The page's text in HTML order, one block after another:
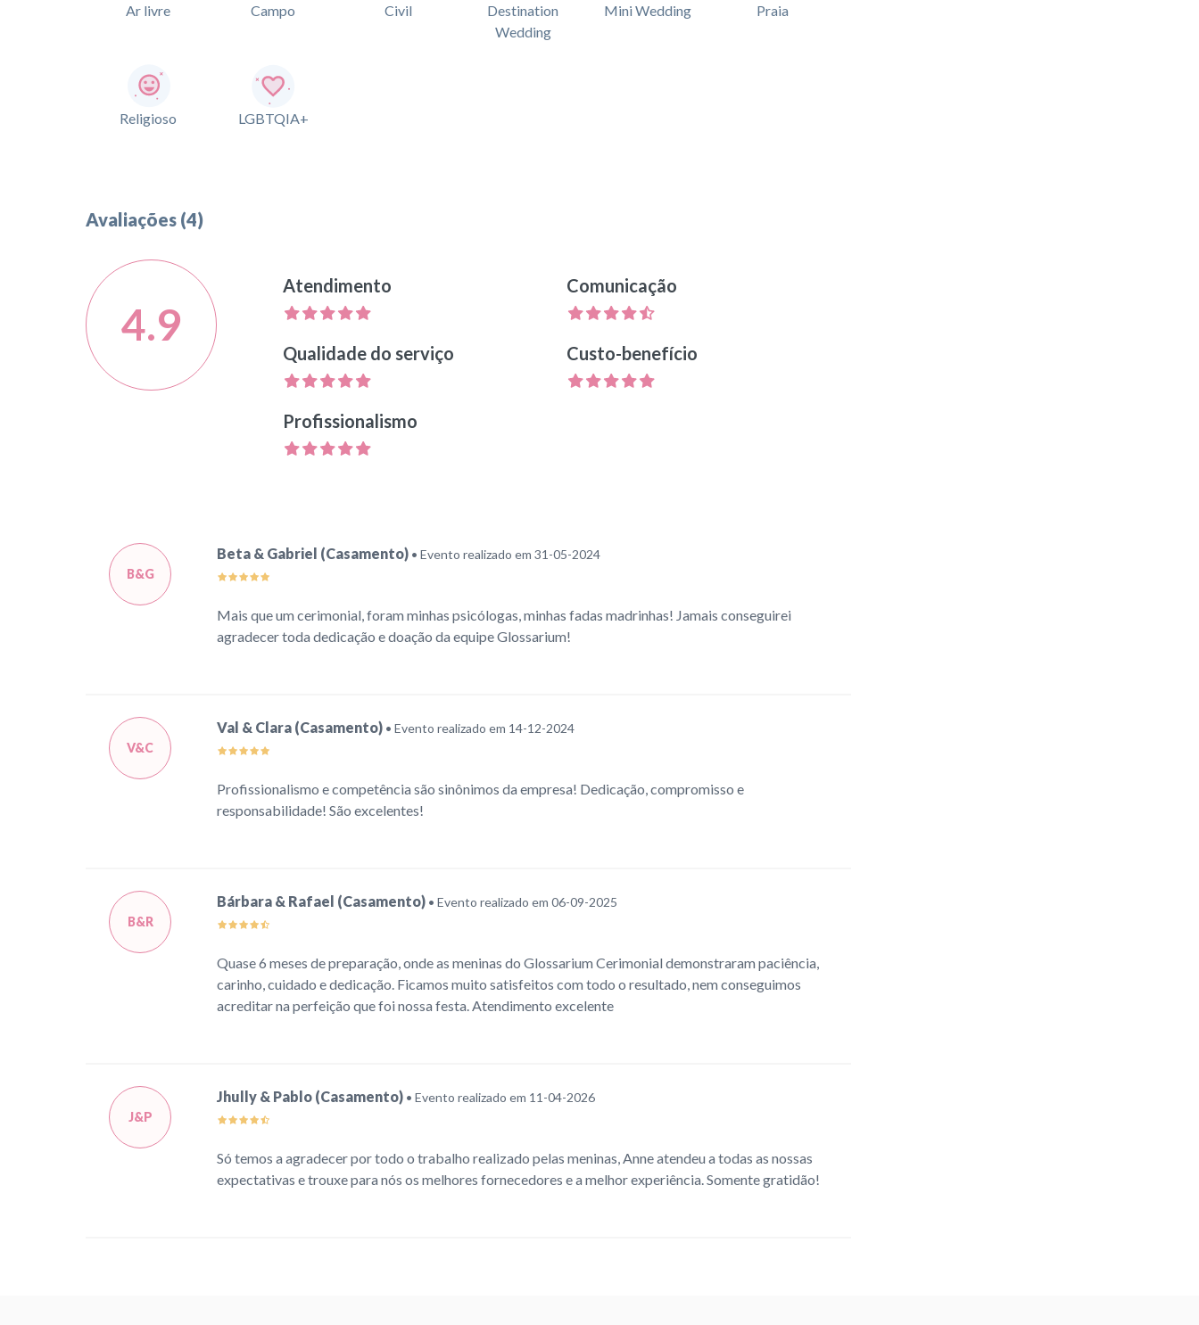
Ar livre Campo Civil
Destination
Wedding
Mini Wedding Praia
Religioso LGBTQIA+
Avaliações (4)
4.9
Atendimento
Qualidade do serviço
Profissionalismo
Comunicação
Custo-benefício
B&G
Beta & Gabriel (Casamento) • Evento realizado em 31-05-2024
Mais que um cerimonial, foram minhas psicólogas, minhas fadas madrinhas! Jamais conseguirei
agradecer toda dedicação e doação da equipe Glossarium!
V&C
Val & Clara (Casamento) • Evento realizado em 14-12-2024
Profissionalismo e competência são sinônimos da empresa! Dedicação, compromisso e
responsabilidade! São excelentes!
B&R
Bárbara & Rafael (Casamento) • Evento realizado em 06-09-2025
Quase 6 meses de preparação, onde as meninas do Glossarium Cerimonial demonstraram paciência,
carinho, cuidado e dedicação. Ficamos muito satisfeitos com todo o resultado, nem conseguimos
acreditar na perfeição que foi nossa festa. Atendimento excelente
J&P
Jhully & Pablo (Casamento) • Evento realizado em 11-04-2026
Só temos a agradecer por todo o trabalho realizado pelas meninas, Anne atendeu a todas as nossas
expectativas e trouxe para nós os melhores fornecedores e a melhor experiência. Somente gratidão!